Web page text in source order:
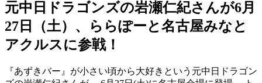
元中日ドラゴンズの岩瀬仁紀さんが6月
27日（土）、ららぽーと名古屋みなと
アクルスに参戦！
『あずきバー』が小さい頃から大好きという元中日ドラゴン